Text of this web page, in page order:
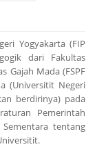
Yogyakarta (FIP
dari Fakultas
Gajah Mada (FSPF
(Universitit Negeri
berdirinya) pada
Pemerintah
tentang